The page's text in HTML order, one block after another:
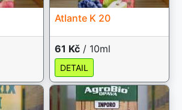
Atlante K 20
61 Kč / 10ml
DETAIL